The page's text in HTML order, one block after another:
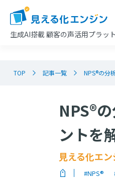
生成AI搭載 顧客の声活用プラッ
TOP 記事一覧 NPS®︎の分
NPS®︎
ントを
見える化エ
#NPS®︎